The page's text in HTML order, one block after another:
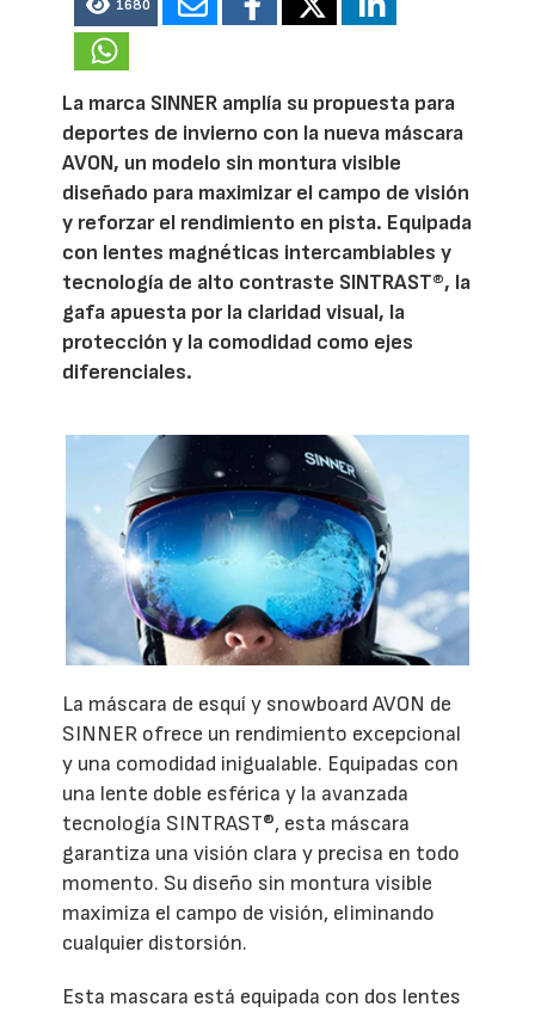
1680
La marca SINNER amplía su propuesta para
deportes de invierno con la nueva máscara
AVON, un modelo sin montura visible
diseñado para maximizar el campo de visión
y reforzar el rendimiento en pista. Equipada
con lentes magnéticas intercambiables y
tecnología de alto contraste SINTRAST®, la
gafa apuesta por la claridad visual, la
protección y la comodidad como ejes
diferenciales.
La máscara de esquí y snowboard AVON de
SINNER ofrece un rendimiento excepcional
y una comodidad inigualable. Equipadas con
una lente doble esférica y la avanzada
tecnología SINTRAST®, esta máscara
garantiza una visión clara y precisa en todo
momento. Su diseño sin montura visible
maximiza el campo de visión, eliminando
cualquier distorsión.
Esta mascara está equipada con dos lentes